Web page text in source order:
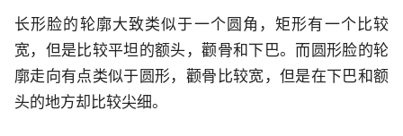
长形脸的轮廓大致类似于一个圆角，矩形有一个比较
宽，但是比较平坦的额头，颧骨和下巴。而圆形脸的轮
廓走向有点类似于圆形，颧骨比较宽，但是在下巴和额
头的地方却比较尖细。